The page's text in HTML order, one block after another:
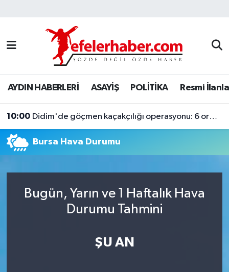
AYDIN HABERLERİ ASAYİŞ POLİTİKA Resmi
10:00 Didim'de göçmen kaçakçılığı operasyonu: 6 organizatör tutuklandı
Bursa Hava Durumu
Bugün, Yarın ve 1 Haftalık Hava
Durumu Tahmini
ŞU AN
Nöbetçi Eczaneler
Hava Durumu
Aydin Namaz Vakitleri
Trafik Durumu
Süper Lig Puan Durumu ve Fikstür
Son Dakika Haberleri